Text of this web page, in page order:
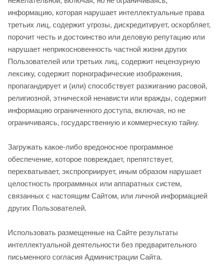
информацию, которая нарушает интеллектуальные права
третьих лиц, содержит угрозы, дискредитирует, оскорбляет,
порочит честь и достоинство или деловую репутацию или
нарушает неприкосновенность частной жизни других
Пользователей или третьих лиц, содержит нецензурную
лексику, содержит порнографические изображения,
пропагандирует и (или) способствует разжиганию расовой,
религиозной, этнической ненависти или вражды, содержит
информацию ограниченного доступа, включая, но не
ограничиваясь, государственную и коммерческую тайну.
Загружать какое-либо вредоносное программное
обеспечение, которое повреждает, препятствует,
перехватывает, экспроприирует, иным образом нарушает
целостность программных или аппаратных систем,
связанных с настоящим Сайтом, или личной информацией
других Пользователей.
Использовать размещенные на Сайте результаты
интеллектуальной деятельности без предварительного
письменного согласия Администрации Сайта.